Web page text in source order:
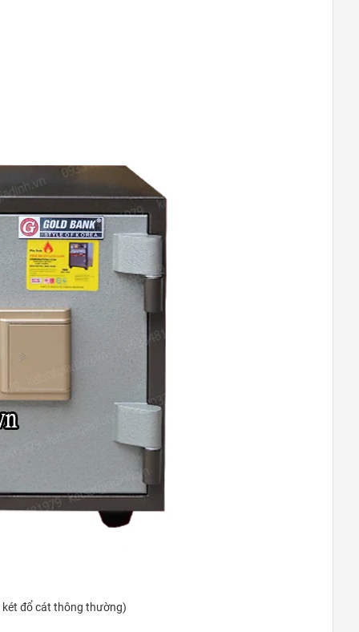
THỦ DẦU MỘT – BÌNH DƯƠNG
Đại lộ Bình Dương, Phường Phú
Cường
TP. ĐÀ NẴNG
0948020788
C10 Tập thể Thanh Xuân Bắc (mặt
Nguyễn Trãi: gần ngã tư Nguyễn Trãi-
Khuất Duy Tiến)
két đổ cát thông thường)